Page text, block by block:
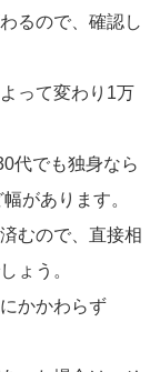
るので、確認し
って変わり1万
代でも独身なら
があります。
むので、直接相
ょう。
かかわらず